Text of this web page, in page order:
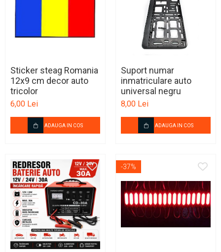
Sticker steag Romania
12x9 cm decor auto
tricolor
6,00 Lei
ADAUGA IN COS
Suport numar
inmatriculare auto
universal negru
8,00 Lei
ADAUGA IN COS
-37%